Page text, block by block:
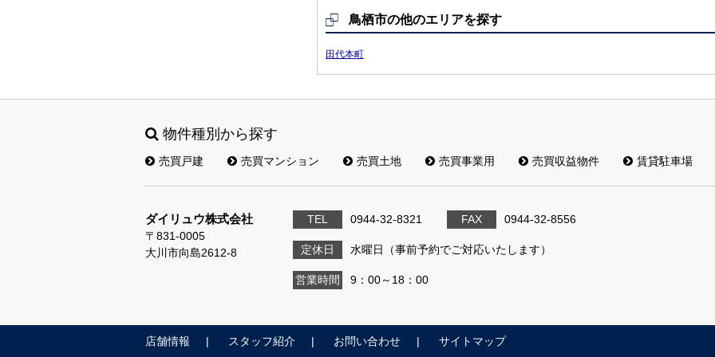
鳥栖市の他のエリアを探す
田代本町
物件種別から探す
売買戸建 売買マンション 売買土地 売買事業用 売買収益物件 賃貸駐車場
ダイリュウ株式会社
〒831-0005
大川市向島2612-8
TEL 0944-32-8321 FAX 0944-32-8556
定休日 水曜日（事前予約でご対応いたします）
営業時間 9：00～18：00
店舗情報 スタッフ紹介 お問い合わせ サイトマップ